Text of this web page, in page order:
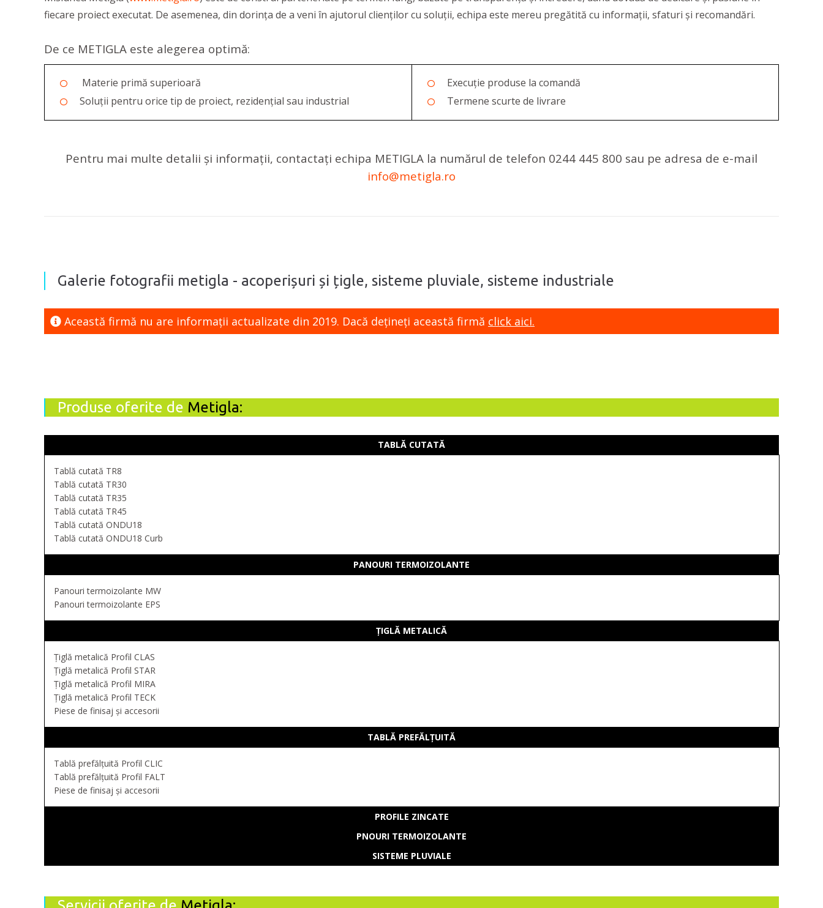
fiecare proiect executat. De asemenea, din dorința de a veni în ajutorul clienților cu soluții, echipa este mereu pregătită cu informații, sfaturi și recomandări.
De ce METIGLA este alegerea optimă:
Materie primă superioară
Soluții pentru orice tip de proiect, rezidențial sau industrial
Execuție produse la comandă
Termene scurte de livrare
Pentru mai multe detalii și informații, contactați echipa METIGLA la numărul de telefon 0244 445 800 sau pe adresa de e-mail
info@metigla.ro
Galerie fotografii metigla - acoperișuri și țigle, sisteme pluviale, sisteme industriale
Această firmă nu are informaţii actualizate din 2019. Dacă dețineți această firmă click aici.
Produse oferite de Metigla:
TABLĂ CUTATĂ
Tablă cutată TR8
Tablă cutată TR30
Tablă cutată TR35
Tablă cutată TR45
Tablă cutată ONDU18
Tablă cutată ONDU18 Curb
PANOURI TERMOIZOLANTE
Panouri termoizolante MW
Panouri termoizolante EPS
ȚIGLĂ METALICĂ
Țiglă metalică Profil CLAS
Țiglă metalică Profil STAR
Țiglă metalică Profil MIRA
Țiglă metalică Profil TECK
Piese de finisaj și accesorii
TABLĂ PREFĂLȚUITĂ
Tablă prefălțuită Profil CLIC
Tablă prefălțuită Profil FALT
Piese de finisaj și accesorii
PROFILE ZINCATE
PNOURI TERMOIZOLANTE
SISTEME PLUVIALE